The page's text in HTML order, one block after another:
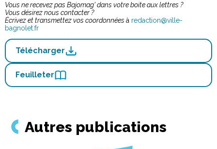
Vous ne recevez pas Bajomag' dans votre boite aux lettres ?
Vous désirez nous contacter ?
Écrivez et transmettez vos coordonnées à redaction@ville-
bagnolet.fr
Télécharger
Feuilleter
Autres publications